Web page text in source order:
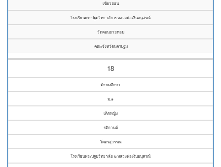
เขียวอ่อน
โรงเรียนพระปฐมวิทยาลัย ๒ หลวงพ่อเงินอนุสรณ์
วัดดอนยายหอม
คณะจังหวัดนครปฐม
18
มัธยมศึกษา
ม.๑
เด็กหญิง
รติกานต์
โคตรสุวรรณ
โรงเรียนพระปฐมวิทยาลัย ๒ หลวงพ่อเงินอนุสรณ์